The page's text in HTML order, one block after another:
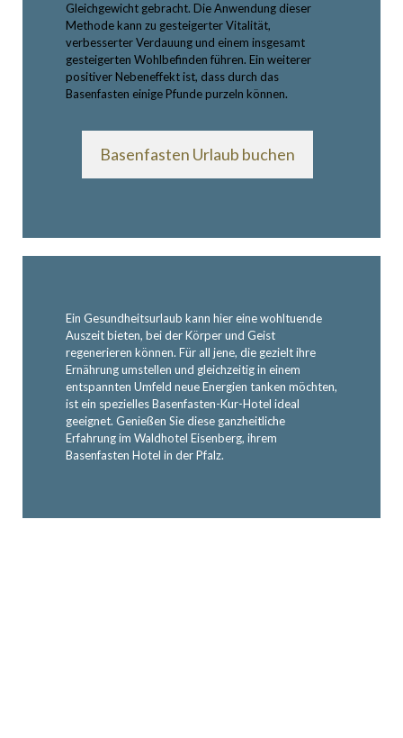
Gleichgewicht gebracht. Die Anwendung dieser
Methode kann zu gesteigerter Vitalität,
verbesserter Verdauung und einem insgesamt
gesteigerten Wohlbefinden führen. Ein weiterer
positiver Nebeneffekt ist, dass durch das
Basenfasten einige Pfunde purzeln können.
Basenfasten Urlaub buchen
Ein Gesundheitsurlaub kann hier eine wohltuende
Auszeit bieten, bei der Körper und Geist
regenerieren können. Für all jene, die gezielt ihre
Ernährung umstellen und gleichzeitig in einem
entspannten Umfeld neue Energien tanken möchten,
ist ein spezielles Basenfasten-Kur-Hotel ideal
geeignet. Genießen Sie diese ganzheitliche
Erfahrung im Waldhotel Eisenberg, ihrem
Basenfasten Hotel in der Pfalz.